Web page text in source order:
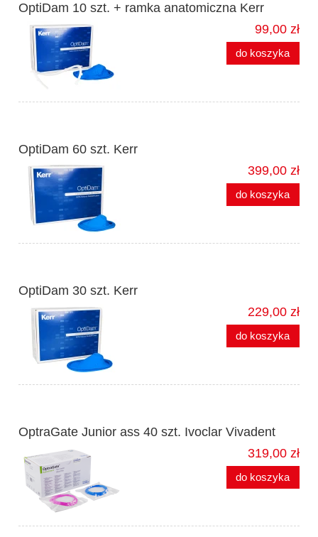
OptiDam 10 szt. + ramka anatomiczna Kerr
99,00 zł
do koszyka
OptiDam 60 szt. Kerr
399,00 zł
do koszyka
OptiDam 30 szt. Kerr
229,00 zł
do koszyka
OptraGate Junior ass 40 szt. Ivoclar Vivadent
319,00 zł
do koszyka